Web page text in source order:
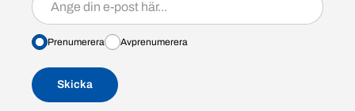
Prenumerera/avprenumerera
Prenumerera Avprenumerera
Skicka